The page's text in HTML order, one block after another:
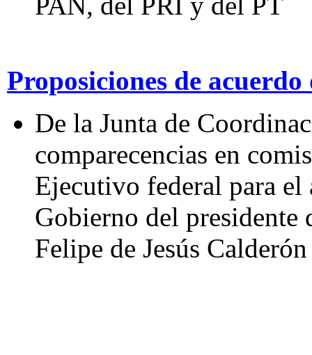
Proposiciones de
De la Junta de
comparecencias en
Ejecutivo federal para
Gobierno del presidente
Felipe de Jesús